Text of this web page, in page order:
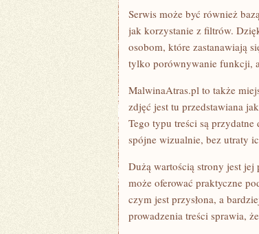
Serwis może być również
jak korzystanie z filtrów.
osobom, które zastanawiają
tylko porównywanie funkcji,
MalwinaAtras.pl to także
zdjęć jest tu przedstawiana
Tego typu treści są
spójne wizualnie, bez utraty
Dużą wartością strony jest
może oferować praktyczne
czym jest przysłona, a
prowadzenia treści sprawia,